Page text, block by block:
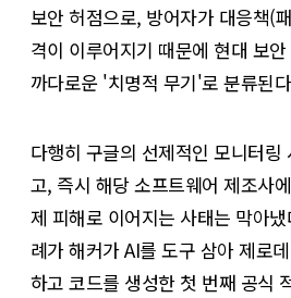
보안 허점으로, 방어자가 대응책(
격이 이루어지기 때문에 현대 보
까다로운 '치명적 무기'로 분류된
다행히 구글의 선제적인 모니터링
고, 즉시 해당 소프트웨어 제조사
제 피해로 이어지는 사태는 막아
례가 해커가 AI를 도구 삼아 제로
하고 코드를 생성한 첫 번째 공식